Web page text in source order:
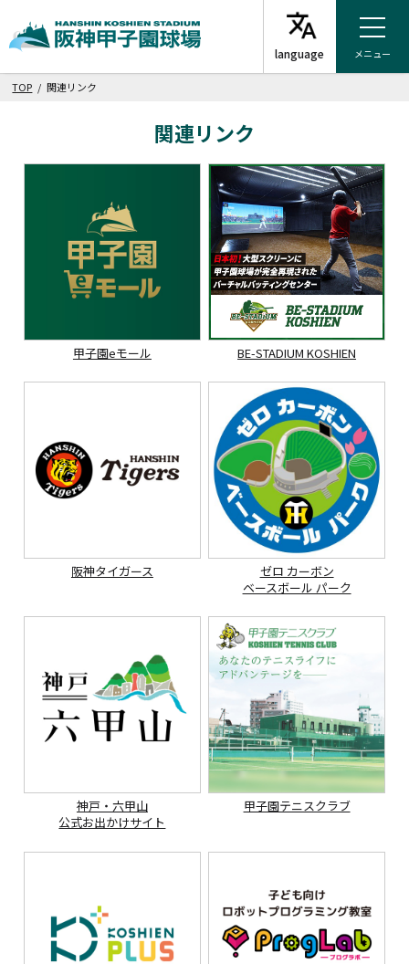
メニュー
TOP / 関連リンク
関連リンク
甲子園eモール BE-STADIUM KOSHIEN
阪神タイガース
ゼロ カーボン
ベースボール パーク
神戸・六甲山
公式お出かけサイト
甲子園テニスクラブ